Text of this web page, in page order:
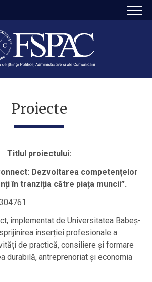
Proiecte
Titlul proiectului:
Dezvoltarea competențelor
în tranziția către piața muncii”.
implementat de Universitatea Babeș-
inserției profesionale a
de practică, consiliere și formare
durabilă, antreprenoriat și economia